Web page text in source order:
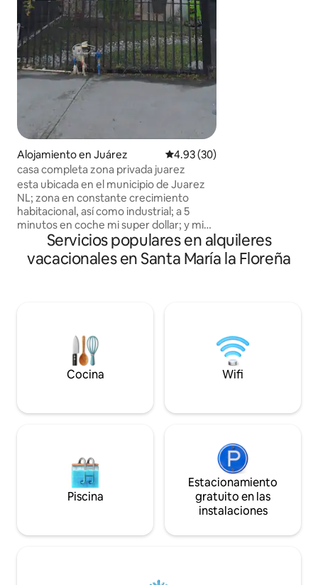
Alojamiento en Juárez Calificación promedio: 4.93 de
4.93 (30)
casa completa zona privada juarez
esta ubicada en el municipio de Juarez
NL; zona en constante crecimiento
habitacional, así como industrial; a 5
minutos en coche mi super dollar; y mi
tienda del ahorro, a 5 minutos a pie la
planta zillum park. avenidas cercanas;
periférico, ruiz cortines y carretera
se solicita, identificación para
trabajadores o familia
Servicios populares en alquileres
vacacionales en Santa María la Floreña
Cocina Wifi
Piscina
Estacionamiento
gratuito en las
instalaciones